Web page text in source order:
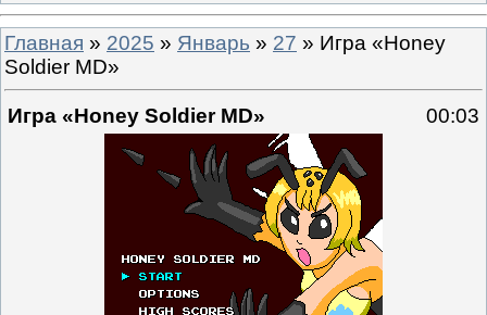
Главная » 2025 » Январь » 27 » Игра «Honey
Soldier MD»
Игра «Honey Soldier MD» 00:03